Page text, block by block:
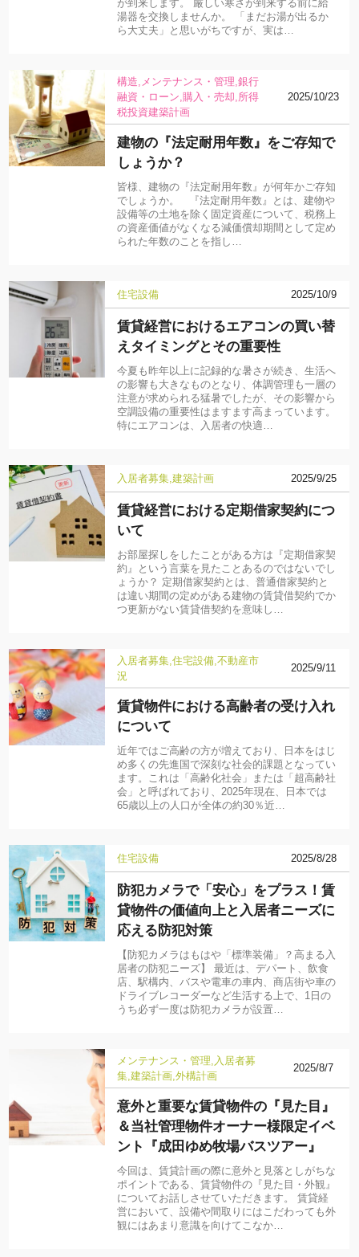
が到来します。 厳しい寒さが到来する前に給
湯器を交換しませんか。 「まだお湯が出るか
ら大丈夫」と思いがちですが、実は…
構造 メンテナンス・管理 銀行
融資・ローン 購入・売却 所得
税投資建築計画
2025/10/23
建物の『法定耐用年数』をご存知で
しょうか？
皆様、建物の『法定耐用年数』が何年かご存知
でしょうか。 『法定耐用年数』とは、建物や
設備等の土地を除く固定資産について、税務上
の資産価値がなくなる減価償却期間として定め
られた年数のことを指し…
住宅設備 2025/10/9
賃貸経営におけるエアコンの買い替
えタイミングとその重要性
今夏も昨年以上に記録的な暑さが続き、生活へ
の影響も大きなものとなり、体調管理も一層の
注意が求められる猛暑でしたが、その影響から
空調設備の重要性はますます高まっています。
特にエアコンは、入居者の快適…
入居者募集 建築計画 2025/9/25
賃貸経営における定期借家契約につ
いて
お部屋探しをしたことがある方は『定期借家契
約』という言葉を見たことあるのではないでし
ょうか？ 定期借家契約とは、普通借家契約と
は違い期間の定めがある建物の賃貸借契約でか
つ更新がない賃貸借契約を意味し…
入居者募集 住宅設備 不動産市
況
2025/9/11
賃貸物件における高齢者の受け入れ
について
近年ではご高齢の方が増えており、日本をはじ
め多くの先進国で深刻な社会的課題となってい
ます。これは「高齢化社会」または「超高齢社
会」と呼ばれており、2025年現在、日本では
65歳以上の人口が全体の約30％近…
住宅設備 2025/8/28
防犯カメラで「安心」をプラス！賃
貸物件の価値向上と入居者ニーズに
応える防犯対策
【防犯カメラはもはや「標準装備」？高まる入
居者の防犯ニーズ】 最近は、デパート、飲食
店、駅構内、バスや電車の車内、商店街や車の
ドライブレコーダーなど生活する上で、1日の
うち必ず一度は防犯カメラが設置…
メンテナンス・管理 入居者募
集 建築計画 外構計画
2025/8/7
意外と重要な賃貸物件の『見た目』
＆当社管理物件オーナー様限定イベ
ント『成田ゆめ牧場バスツアー』
今回は、賃貸計画の際に意外と見落としがちな
ポイントである、賃貸物件の『見た目・外観』
についてお話しさせていただきます。 賃貸経
営において、設備や間取りにはこだわっても外
観にはあまり意識を向けてこなか…